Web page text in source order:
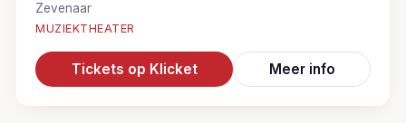
Zevenaar
MUZIEKTHEATER
Tickets op Klicket Meer info